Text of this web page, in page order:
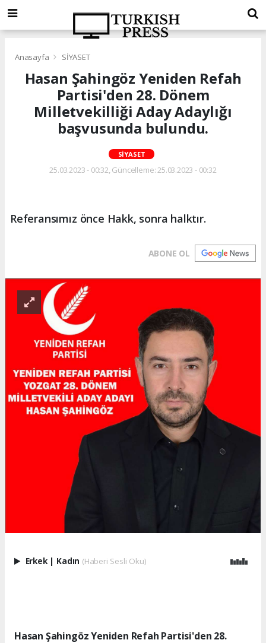
Anasayfa SİYASET
Hasan Şahingöz Yeniden Refah
Partisi'den 28. Dönem
Milletvekilliği Aday Adaylığı
başvusunda bulundu.
SİYASET
25.03.2023 - 00:32, Güncelleme: 25.03.2023 - 00:32
Referansımız önce Hakk, sonra halktır.
ABONE OL
Erkek | Kadın (Haberi Sesli Oku)
Hasan Şahingöz Yeniden Refah Partisi'den 28.